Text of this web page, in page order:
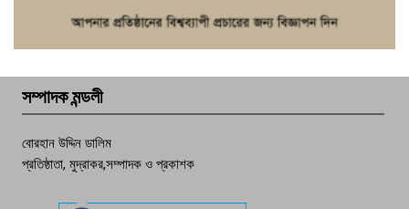
সম্পাদক মন্ডলী
বোরহান উদ্দিন ডালিম
প্রতিষ্ঠাতা, মুদ্রাকর,সম্পাদক ও প্রকাশক